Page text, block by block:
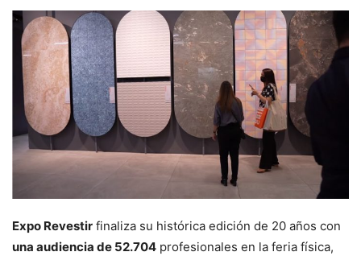
Expo Revestir finaliza su histórica edición de 20 años con
una audiencia de 52.704 profesionales en la feria física,